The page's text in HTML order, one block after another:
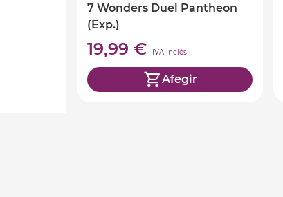
7 Wonders Duel Pantheon
(Exp.)
19,99 € IVA inclòs
Afegir